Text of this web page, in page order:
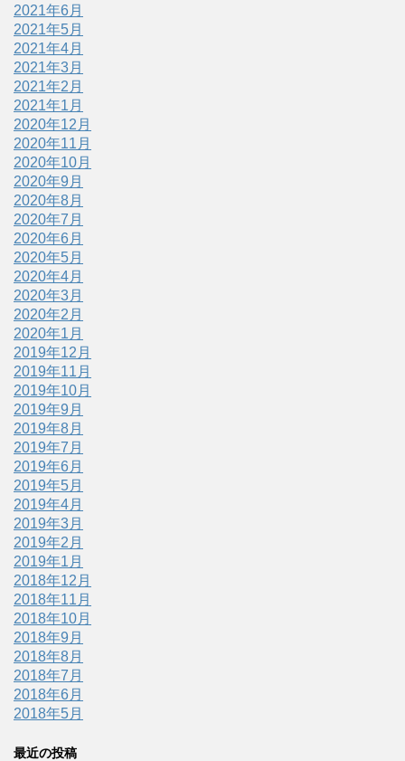
2021年6月
2021年5月
2021年4月
2021年3月
2021年2月
2021年1月
2020年12月
2020年11月
2020年10月
2020年9月
2020年8月
2020年7月
2020年6月
2020年5月
2020年4月
2020年3月
2020年2月
2020年1月
2019年12月
2019年11月
2019年10月
2019年9月
2019年8月
2019年7月
2019年6月
2019年5月
2019年4月
2019年3月
2019年2月
2019年1月
2018年12月
2018年11月
2018年10月
2018年9月
2018年8月
2018年7月
2018年6月
2018年5月
最近の投稿